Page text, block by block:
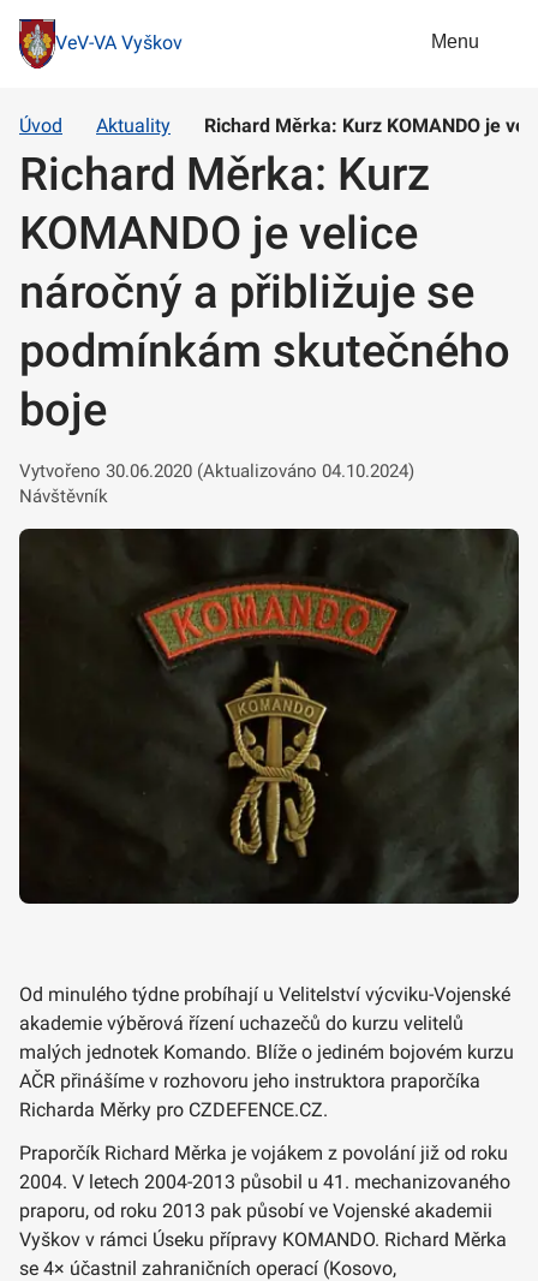
VeV-VA Vyškov Menu
Úvod Aktuality Richard Měrka: Kurz KOMANDO je
Richard Měrka: Kurz
KOMANDO je velice
náročný a přibližuje se
podmínkám skutečného
boje
Vytvořeno 30.06.2020 (Aktualizováno 04.10.2024)
Návštěvník
Od minulého týdne probíhají u Velitelství výcviku-Vojenské
akademie výběrová řízení uchazečů do kurzu velitelů
malých jednotek Komando. Blíže o jediném bojovém kurzu
AČR přinášíme v rozhovoru jeho instruktora praporčíka
Richarda Měrky pro CZDEFENCE.CZ.
Praporčík Richard Měrka je vojákem z povolání již od roku
2004. V letech 2004-2013 působil u 41. mechanizovaného
praporu, od roku 2013 pak působí ve Vojenské akademii
Vyškov v rámci Úseku přípravy KOMANDO. Richard Měrka
se 4× účastnil zahraničních operací (Kosovo,